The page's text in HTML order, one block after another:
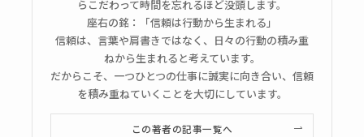
らこだわって時間を忘れるほど没頭します。
座右の銘：「信頼は行動から生まれる」
信頼は、言葉や肩書きではなく、日々の行動の積み重
ねから生まれると考えています。
だからこそ、一つひとつの仕事に誠実に向き合い、信頼
を積み重ねていくことを大切にしています。
この著者の記事一覧へ